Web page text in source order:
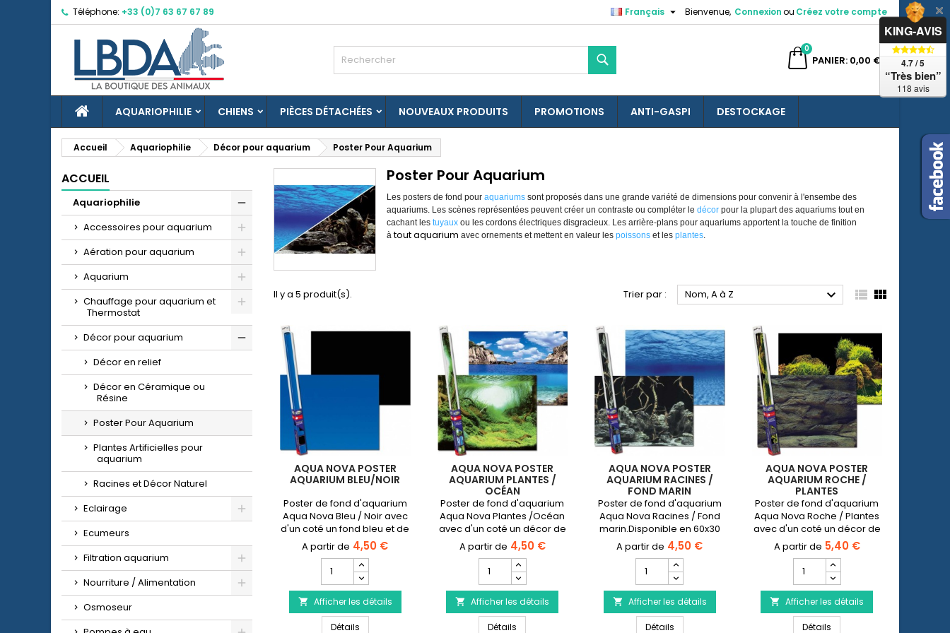
Téléphone: +33 (0)7 63 67 67 89 Bienvenue, Connexionou Créez votre compte
Français 
PANIER
0
0,00 €
ACCUEILAQUARIOPHILIE CHIENS PIÈCES DÉTACHÉES NOUVEAUX PRODUITS PROMOTIONS ANTI-GASPI DESTOCKAGE
Accueil Aquariophilie Décor pour aquarium Poster Pour Aquarium
ACCUEIL
Aquariophilie
Accessoires pour aquarium
Aération pour aquarium
Aquarium
Chauffage pour aquarium et
Thermostat
Décor pour aquarium
Décor en relief
Décor en Céramique ou
Résine
Poster Pour Aquarium
Plantes Artificielles pour
aquarium
Racines et Décor Naturel
Eclairage
Ecumeurs
Filtration aquarium
Nourriture / Alimentation
Osmoseur
Poster Pour Aquarium
Les posters de fond pour aquariums sont proposés dans une grande variété de dimensions pour convenir à l'ensembe des
aquariums. Les scènes représentées peuvent créer un contraste ou compléter le décor pour la plupart des aquariums tout en
cachant les tuyaux ou les cordons électriques disgracieux. Les arrière-plans pour aquariums apportent la touche de finition
à tout aquarium avec ornements et mettent en valeur les poissons et les plantes.
Il y a 5 produit(s). Trier par : Nom, A à Z   
AQUA NOVA POSTER
AQUARIUM BLEU/NOIR
Poster de fond d'aquarium
Aqua Nova Bleu / Noir avec
d'un coté un fond bleu et de
l'autre noir.Disponible en
60x30 cm, 100x50 cm et
150x60 cm.
4,50 €
quantité
du
produit
AQUA
NOVA
 Afficher les détails
DétailsAQUA NOVA Poster aquarium Bleu/Noir
AQUA NOVA POSTER
AQUARIUM PLANTES /
OCÉAN
Poster de fond d'aquarium
Aqua Nova Plantes /Océan
avec d'un coté un décor de
plantes d'aquarium et de
l'autre un océanDisponible
en 60x30 cm, 100x50 cm et
150x60 cm.
4,50 €
quantité
du
produit
AQUA
NOVA
 Afficher les détails
Détails AQUA NOVA Poster aquarium Plantes / Océan
AQUA NOVA POSTER
AQUARIUM RACINES /
FOND MARIN
Poster de fond d'aquarium
Aqua Nova Racines / Fond
marin.Disponible en 60x30
cm, 100x50 cm et 150x60 cm.
4,50 €
quantité
du
produit
AQUA
NOVA
 Afficher les détails
DétailsAQUA NOVA Poster aquarium Racines / Fond marin
AQUA NOVA POSTER
AQUARIUM ROCHE /
PLANTES
Poster de fond d'aquarium
Aqua Nova Roche / Plantes
avec d'un coté un décor de
roches et de l'autre de
plantes.Disponible en 60x30
cm, 100x50 cm et 150x60 cm.
5,40 €
quantité
du
produit
AQUA
NOVA
 Afficher les détails
Détails
Mes listes d'envies
Créer une nouvelle liste
((modalTitle))
((confirmMessage))
Créer une liste d'envies
Connexion
Vous devez être connecté pour ajouter des produits à votre liste
KING-AVIS
4.7 / 5
“Très bien”
118 avis